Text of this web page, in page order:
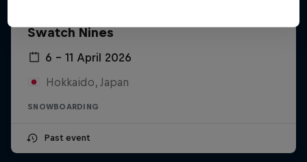
Swatch Nines
6 – 11 April 2026
Hokkaido, Japan
SNOWBOARDING
Past event